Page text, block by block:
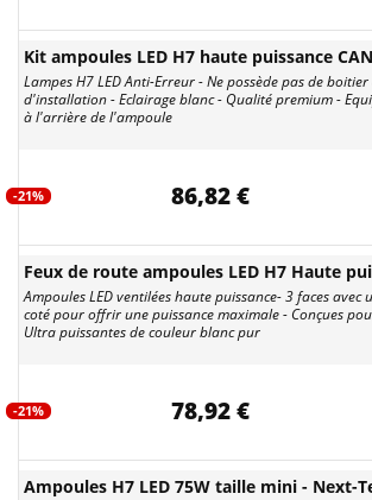
Kit ampoules LED H7 haute puissance
Lampes H7 LED Anti-Erreur - Ne possède pas de
d'installation - Eclairage blanc - Qualité premium -
à l'arrière de l'ampoule
-21% 86,82 €
Feux de route ampoules LED H7 Haute
Ampoules LED ventilées haute puissance- 3 faces avec
coté pour offrir une puissance maximale - Conçues
Ultra puissantes de couleur blanc pur
-21% 78,92 €
Ampoules H7 LED 75W taille mini - Next-